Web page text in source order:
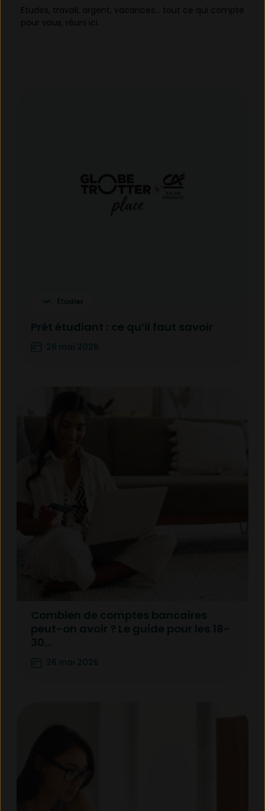
Etudes, travail, argent, vacances… tout ce qui compte
pour vous, réuni ici.
Étudier
Prêt étudiant : ce qu’il faut savoir
26 mai 2026
Combien de comptes bancaires
peut-on avoir ? Le guide pour les 18-
30…
26 mai 2026